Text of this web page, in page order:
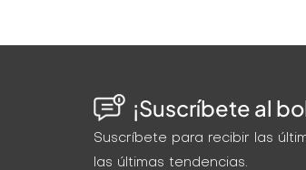
¡Suscríbete al
Suscríbete para recibir las
las últimas tendencias.